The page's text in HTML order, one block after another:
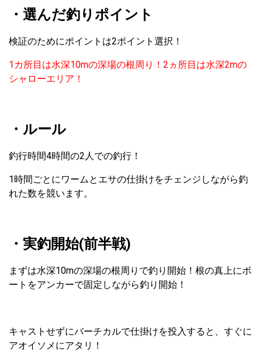
・選んだ釣りポイント
検証のためにポイントは2ポイント選択！
1カ所目は水深10mの深場の根周り！2ヵ所目は水深2mの
シャローエリア！
・ルール
釣行時間4時間の2人での釣行！
1時間ごとにワームとエサの仕掛けをチェンジしながら釣
れた数を競います。
・実釣開始(前半戦)
まずは水深10mの深場の根周りで釣り開始！根の真上にボ
ートをアンカーで固定しながら釣り開始！
キャストせずにバーチカルで仕掛けを投入すると、すぐに
アオイソメにアタリ！